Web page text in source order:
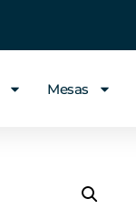
Mesas